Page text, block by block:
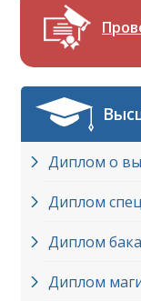
Диплом о
Диплом
Диплом
Диплом